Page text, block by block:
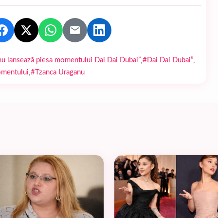
lansează piesa momentului Dai Dai Dubai”,#Dai Dai Dubai”,
,#Tzanca Uraganu